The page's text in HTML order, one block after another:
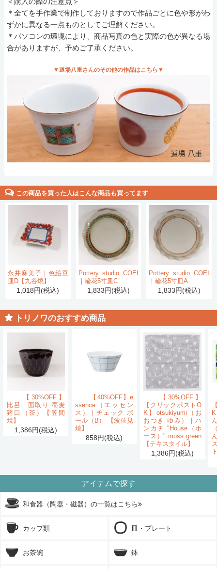
＊全てを手作業で制作しておりますので作品ごとに色や形がわ
ずかに異なる一点ものとしてご理解ください。
＊パソコンの環境により、商品写真の色と実際の色が異なる場
合がありますが、予めご了承ください。
▼道場八重さんのその他の作品はこちら▼
この商品を買った人はこんな商品も買ってます
永井麻美子｜色絵豆
皿D【九谷焼】
1,018円(税込)
Pottery studio COEI
｜輪花5寸皿C
1,833円(税込)
Pottery studio COEI
｜輪花5寸皿A
1,833円(税込)
トリノワのおすすめ商品
【30%OFF】
比呂｜面取り 蕎麦
猪口（茶）【笠間
焼】
1,386円(税込)
【40%OFF】e
ssence（エッセン
ス）｜チェック ボ
ール（B） 【波佐見
焼】
858円(税込)
【30%OFF】
【クリックポストO
K】otsukiyumi（お
おつき ゆみ）｜ハ
ンカチ "House（ホ
ース）" moss green
【テキスタイル】
1,386円(税込)
アイテムで探す
和食器（陶器・磁器）の一覧はこちら
カップ類 皿・プレート
お茶碗 鉢